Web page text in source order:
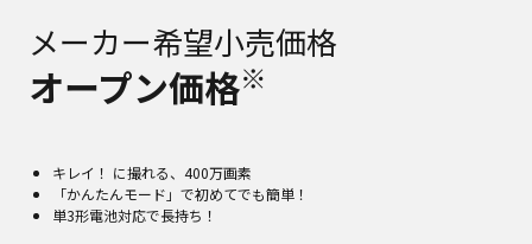
メーカー希望小売価格
オープン価格※
キレイ！ に撮れる、400万画素
「かんたんモード」で初めてでも簡単！
単3形電池対応で長持ち！